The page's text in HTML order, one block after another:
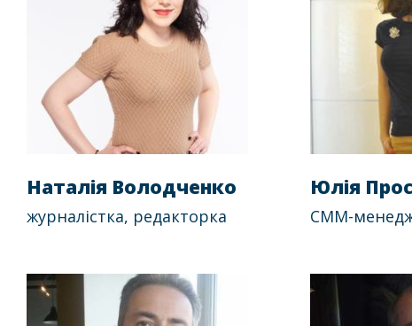
Наталія Володченко
журналістка, редакторка
Юлія
СММ-